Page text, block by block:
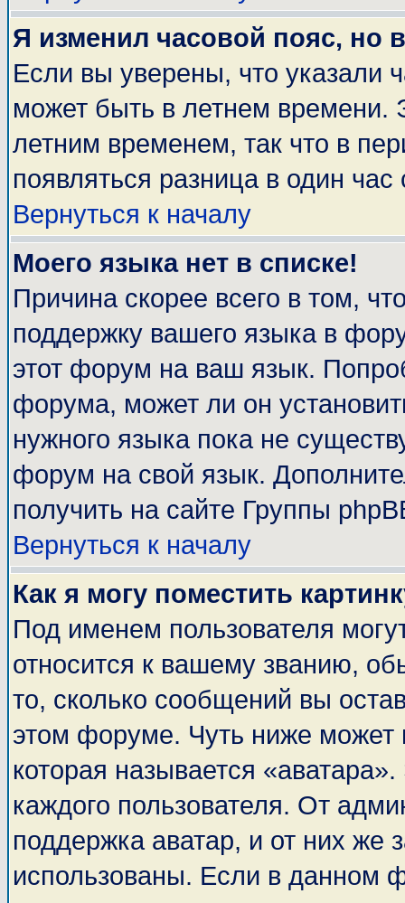
Я изменил часовой пояс, но
Если вы уверены, что указали
может быть в летнем времени.
летним временем, так что в
появляться разница в один
Вернуться к началу
Моего языка нет в списке!
Причина скорее всего в том,
поддержку вашего языка в
этот форум на ваш язык.
форума, может ли он
нужного языка пока не
форум на свой язык.
получить на сайте Группы
Вернуться к началу
Как я могу поместить
Под именем пользователя
относится к вашему званию,
то, сколько сообщений вы
этом форуме. Чуть ниже может
которая называется
каждого пользователя. От
поддержка аватар, и от них же
использованы. Если в данном